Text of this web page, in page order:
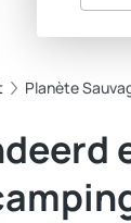
Planète